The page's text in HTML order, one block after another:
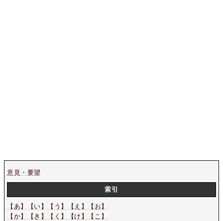
意見・要望
索引
【あ】 【い】 【う】 【え】
【お】
【か】
【き】 【く】 【け】
【こ】